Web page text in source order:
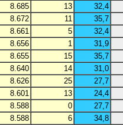
8.685 13
32,4
8.672 11
35,7
8.661 5
32,4
8.656 1
31,9
8.655 15
35,7
8.640 14
31,0
8.626 25
27,7
8.601 13
24,4
8.588 0
27,7
8.588 6
34,8